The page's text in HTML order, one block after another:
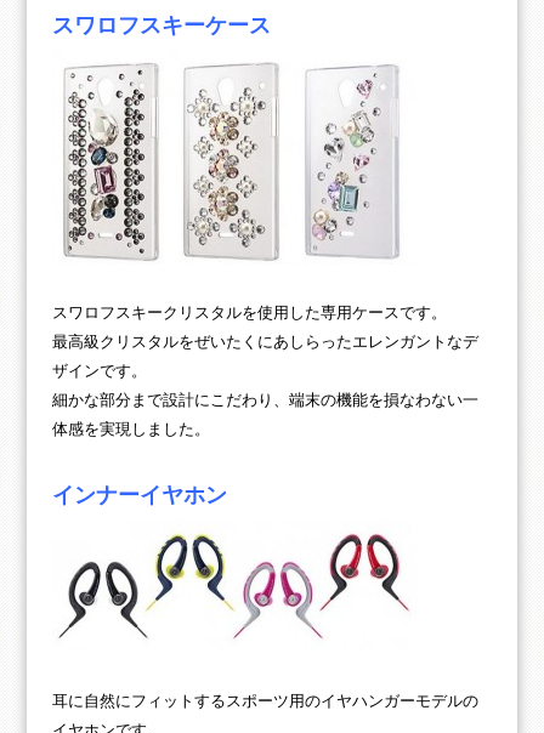
スワロフスキーケース
スワロフスキークリスタルを使用した専用ケースです。
最高級クリスタルをぜいたくにあしらったエレンガントなデ
ザインです。
細かな部分まで設計にこだわり、端末の機能を損なわない一
体感を実現しました。
インナーイヤホン
耳に自然にフィットするスポーツ用のイヤハンガーモデルの